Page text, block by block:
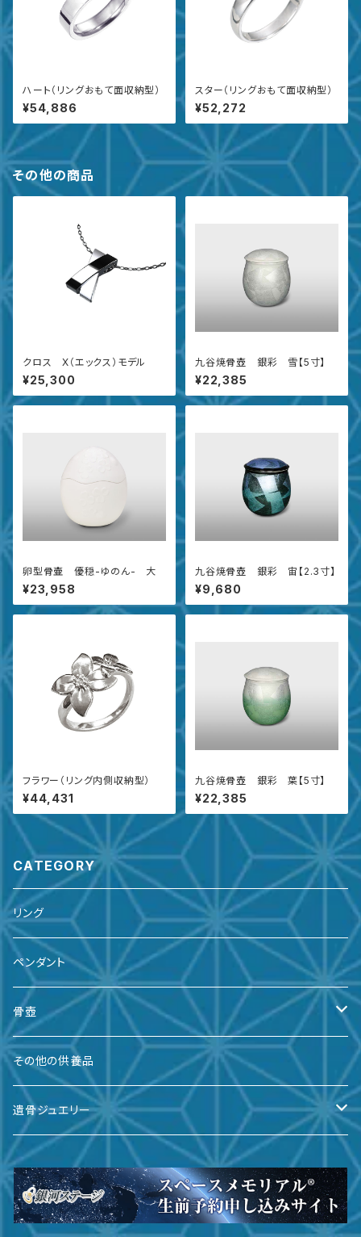
ハート（リングおもて面収納型）
¥54,886
スター（リングおもて面収納型）
¥52,272
その他の商品
クロス X（エックス）モデル
¥25,300
九谷焼骨壺 銀彩 雪【5寸】
¥22,385
卵型骨壷 優穏-ゆのん- 大
¥23,958
九谷焼骨壺 銀彩 宙【2.3寸】
¥9,680
フラワー（リング内側収納型）
¥44,431
九谷焼骨壺 銀彩 葉【5寸】
¥22,385
CATEGORY
リング
ペンダント
骨壺
備前焼
九谷焼
有田焼
瀬戸焼
その他の供養品
遺骨ジュエリー
遺骨ダイヤ
台座・リング